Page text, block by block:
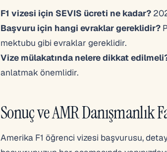
F1 vizesi için SEVIS ücreti ne kadar?
Başvuru için hangi evraklar gereklidir?
mektubu gibi evraklar gereklidir.
Vize mülakatında nelere dikkat
anlatmak önemlidir.
Sonuç ve AMR Danışmanlık
Amerika F1 öğrenci vizesi başvurusu,